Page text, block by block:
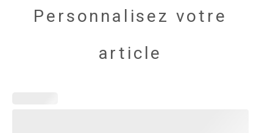
Personnalisez votre
article